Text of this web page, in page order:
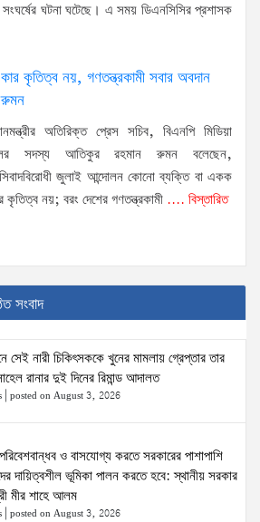
ঘটনা ঘটেছে। এ সময় ডিএনসিসির প্রশাসক
কৃতিত্ব নয়, গণতন্ত্রকামী সবার অবদান
অতিরিক্ত প্রেস সচিব, বিএনপি মিডিয়া
সদস্য আতিকুর রহমান রুমন বলেছেন,
জুলাই আন্দোলন কোনো ব্যক্তি বা একক
কৃতিত্ব নয়; বরং দেশের গণতন্ত্রকামী .... বিস্তারিত
সংবাদ
সেই নারী চিকিৎসককে খুনের মামলায় গ্রেপ্তার তার
রানার দুই দিনের রিমান্ড আদালত
posted on August 3, 2026
ও বাসযোগ্য করতে সরকারের পাশাপাশি
দায়িত্বশীল ভূমিকা পালন করতে হবে: স্থানীয় সরকার
মীর শাহে আলম
posted on August 3, 2026